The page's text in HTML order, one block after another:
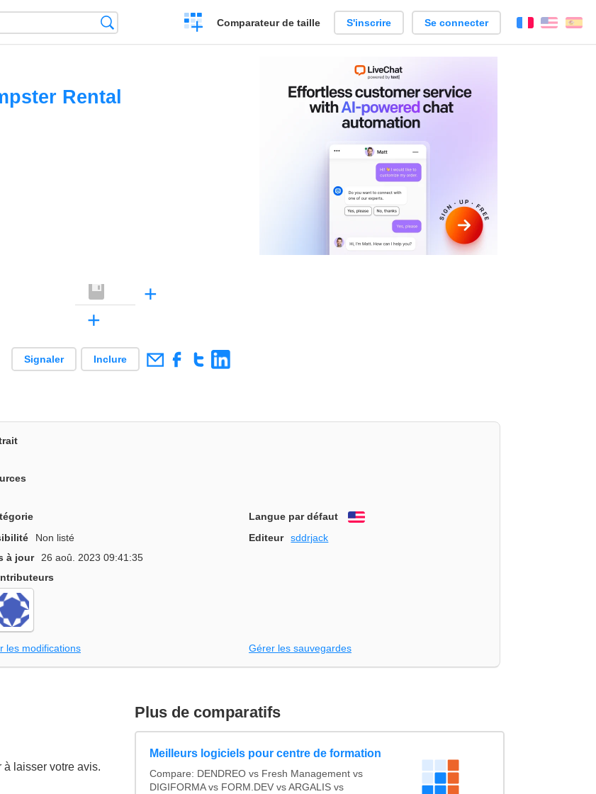
Créer
un
Comparateur de taille S'inscrire Se connecter FrançaisEnglish
Rental
+
+
Signaler Inclure
Langue par défaut
English
Non listé Editeur
sddrjack
à jour
26 aoû. 2023 09:41:35
les modifications Gérer les sauvegardes
à laisser votre avis.
Plus de comparatifs
Meilleurs logiciels pour centre de formation
Compare: DENDREO vs Fresh Management vs
DIGIFORMA vs FORM.DEV vs ARGALIS vs